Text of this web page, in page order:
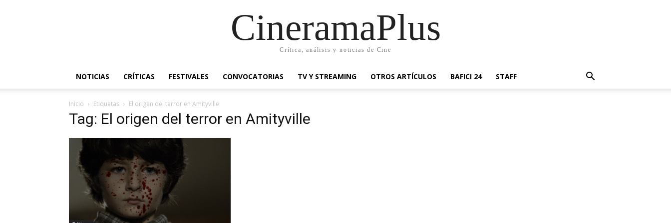
CineramaPlus
Crítica, análisis y noticias de Cine
NOTICIAS CRÍTICAS FESTIVALES CONVOCATORIAS TV Y STREAMING OTROS ARTÍCULOS BAFICI 24 STAFF
Inicio Etiquetas El origen del terror en Amityville
Tag: El origen del terror en Amityville